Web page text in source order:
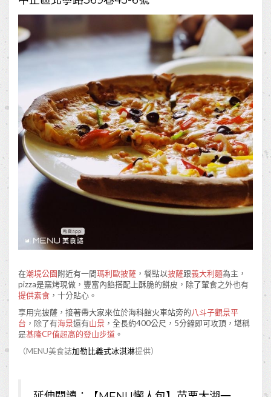
在潮境公園附近有一間瑪利歐披薩 ，餐點以披薩跟義大利麵為主，
pizza是窯烤現做，豐富內餡搭配上酥脆的餅皮，除了葷食之外也有
提供素食 ，十分貼心。
享用完披薩，接著帶大家來位於海科館火車站旁的八斗子觀景平
台 ，除了有海景還有山景 ，全長約400公尺，5分鐘即可攻頂，堪稱
是基隆CP值超高的登山步道 。
（MENU美食誌加勒比義式冰淇淋提供）